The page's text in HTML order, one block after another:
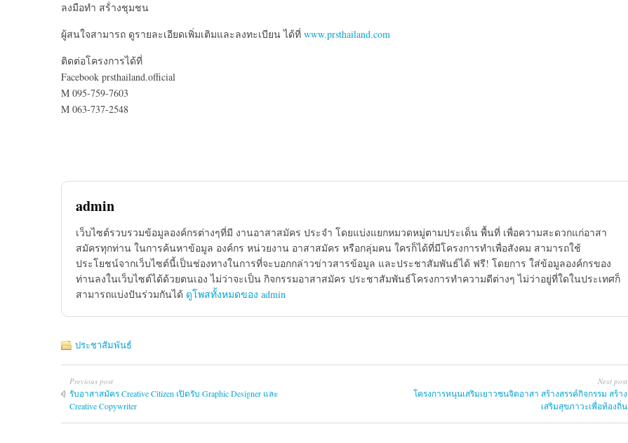
ลงมือทำ สร้่างชุมชน
ผู้สนใจสามารถ ดูรายละเอียดเพิ่มเติมและลงทะเบียน ได้ที่ www.prsthailand.com
ติดต่อโครงการได้ที่
Facebook prsthailand.official
M 095-759-7603
M 063-737-2548
admin
เว็บไซต์รวบรวมข้อมูลองค์กรต่างๆที่มี งานอาสาสมัคร ประจำ โดยแบ่งแยกหมวดหมู่ตามประเด็น พื้นที่ เพื่อความสะดวกแก่อาสา
สมัครทุกท่าน ในการค้นหาข้อมูล องค์กร หน่วยงาน อาสาสมัคร หรือกลุ่มคน ใครก็ได้ที่มีโครงการทำเพื่อสังคม สามารถใช้
ประโยชน์จากเว็บไซต์นี้เป็นช่องทางในการที่จะบอกกล่าวข่าวสารข้อมูล และประชาสัมพันธ์ได้ ฟรี! โดยการ ใส่ข้อมูลองค์กรของ
ท่านลงในเว็บไซต์ได้ด้วยตนเอง ไม่ว่าจะเป็น กิจกรรมอาสาสมัคร ประชาสัมพันธ์โครงการทำความดีต่างๆ ไม่ว่าอยู่ที่ใดในประเทศก็
สามารถแบ่งปันร่วมกันได้ ดูโพสทั้งหมดของ admin
ประชาสัมพันธ์
Previous post
รับอาสาสมัคร Creative Citizen เปิดรับ Graphic Designer และ
Creative Copywriter
Next post
โครงการหนุนเสริมเยาวชนจิตอาสา สร้างสรรค์กิจกรรม สร้าง
เสริมสุขภาวะเพื่อท้องถิ่น